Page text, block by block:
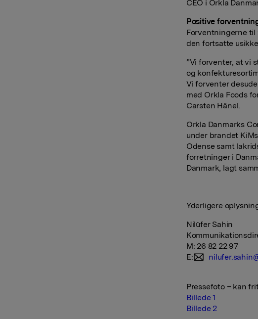
CEO i Orkla
Positive
Forventningerne til
den fortsatte
”Vi forventer, at vi
og
Vi forventer
med Orkla Foods
Carsten Hänel.
Orkla Danmarks
under brandet
Odense samt
forretninger i
Danmark, lagt
Yderligere
Nilüfer Sahin
M: 26 82 22 97
E:
Pressefoto – kan
Billede 1
Billede 2